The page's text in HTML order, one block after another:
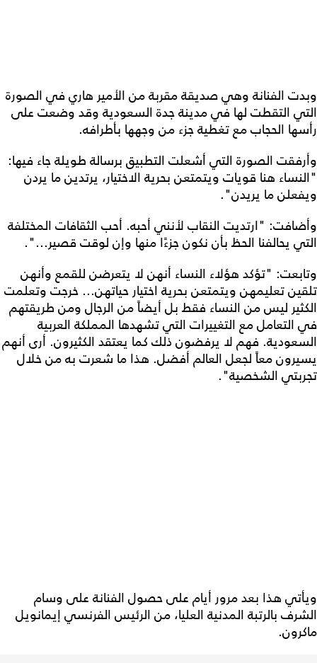
وبدت الفنانة وهي صديقة مقربة من الأمير هاري في الصورة
التي التقطت لها في مدينة جدة السعودية وقد وضعت على
رأسها الحجاب مع تغطية جزء من وجهها بأطرافه.
وأرفقت الصورة التي أشعلت التطبيق برسالة طويلة جاء فيها:
"النساء هنا قويات ويتمتعن بحرية الاختيار، يرتدين ما يردن
ويفعلن ما يريدن".
وأضافت: "ارتديت النقاب لأنني أحبه. أحب الثقافات المختلفة
التي يحالفنا الحظ بأن نكون جزءًا منها وإن لوقت قصير...".
وتابعت: "تؤكد هؤلاء النساء أنهن لا يتعرضن للقمع وأنهن
تلقين تعليمهن ويتمتعن بحرية اختيار حياتهن... خرجت وتعلمت
الكثير ليس من النساء فقط بل أيضاً من الرجال ومن طريقتهم
في التعامل مع التغييرات التي تشهدها المملكة العربية
السعودية. فهم لا يرفضون ذلك كما يعتقد الكثيرون. أرى أنهم
يسيرون معاً لجعل العالم أفضل. هذا ما شعرت به من خلال
تجربتي الشخصية".
ويأتي هذا بعد مرور أيام على حصول الفنانة على وسام
الشرف بالرتبة المدنية العليا، من الرئيس الفرنسي إيمانويل
ماكرون.